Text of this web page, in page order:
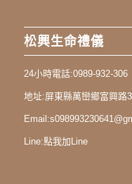
松興生命禮儀
24小時電話:0989-932-306
地址:屏東縣萬巒鄉富興路
Email:
Line:點我加Line